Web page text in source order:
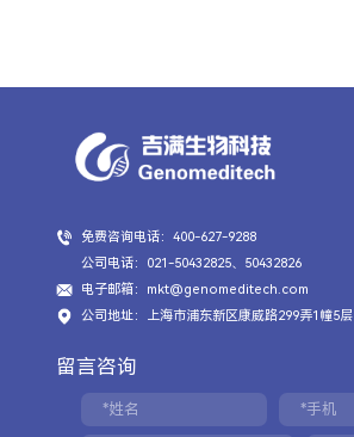
免费咨询电话：400-627-9288
公司电话：021-50432825、50432826
电子邮箱：mkt@genomeditech.com
公司地址：上海市浦东新区康威路299弄1幢5层
留言咨询